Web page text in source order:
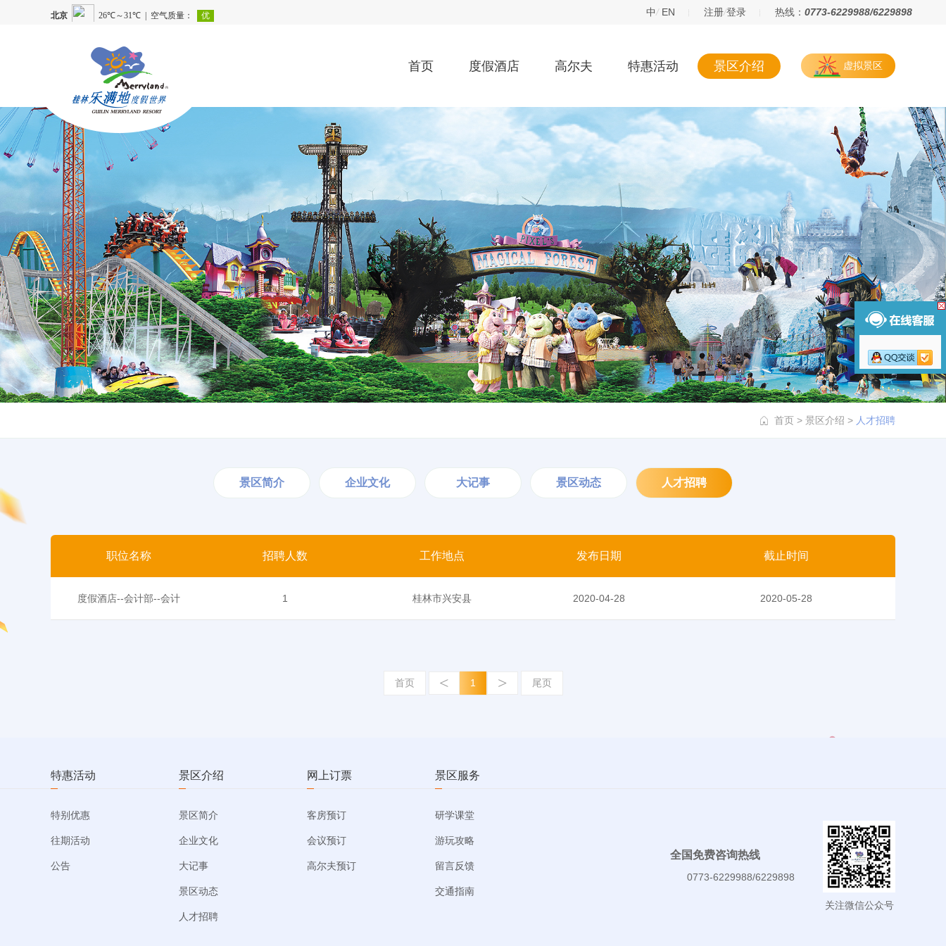
中/ EN 注册/登录 热线： 0773-6229988/6229898
首页 度假酒店 高尔夫 特惠活动 景区介绍 虚拟景区
首页 > 景区介绍 > 人才招聘
景区简介 企业文化 大记事 景区动态 人才招聘
职位名称 招聘人数 工作地点 发布日期 截止时间
度假酒店--会计部--会计 1 桂林市兴安县 2020-04-28 2020-05-28
首页 < 1 > 尾页
特惠活动
特别优惠
往期活动
公告
景区介绍
景区简介
企业文化
大记事
景区动态
人才招聘
网上订票
客房预订
会议预订
高尔夫预订
景区服务
研学课堂
游玩攻略
留言反馈
交通指南
全国免费咨询热线
0773-6229988/6229898
关注微信公众号